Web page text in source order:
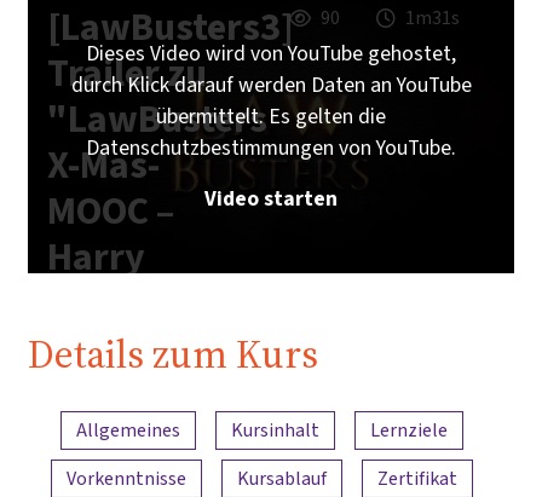
[LawBusters3]
Trailer zu
"LawBusters
X-Mas-
MOOC –
Harry
Edition"
90 1m31s
Dieses Video wird von YouTube gehostet,
durch Klick darauf werden Daten an YouTube
übermittelt. Es gelten die
Datenschutzbestimmungen von YouTube.
Video starten
Details zum Kurs
Inhaltsübersicht
Allgemeines Kursinhalt
Lernziele
Vorkenntnisse
Kursablauf
Zertifikat